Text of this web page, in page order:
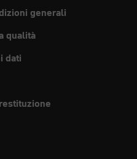
generali
qualità
dati